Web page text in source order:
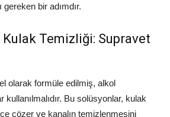
bir adımdır.
Temizliği: Supravet
olarak formüle edilmiş, alkol
Bu solüsyonlar, kulak
çözer ve kanalın temizlenmesini